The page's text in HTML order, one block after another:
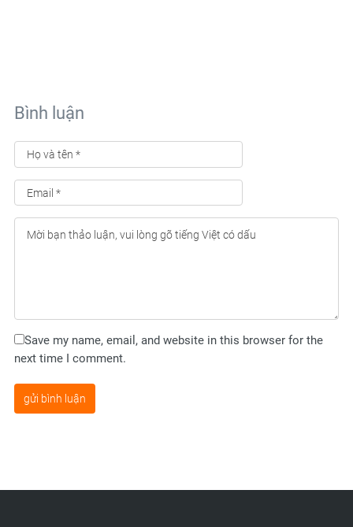
Bình luận
Save my name, email, and website in this browser for the
next time I comment.